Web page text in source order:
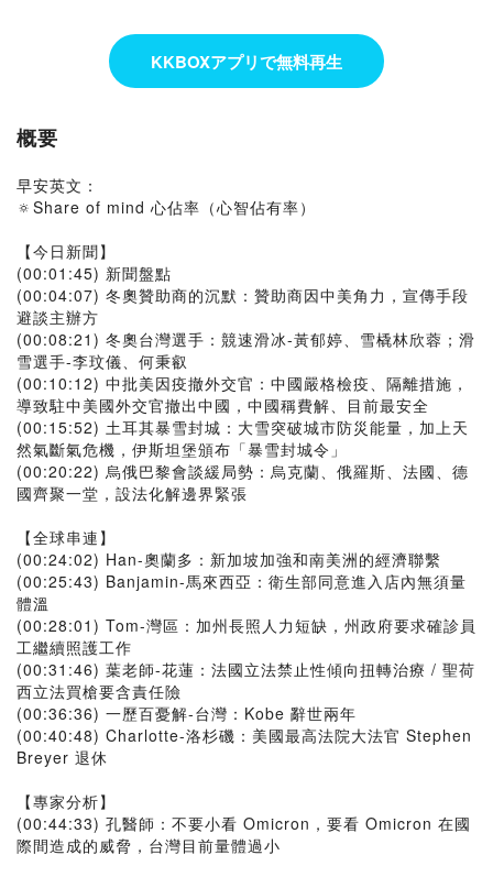
KKBOXアプリで無料再生
概要
早安英文：
🔅Share of mind 心佔率（心智佔有率）
【今日新聞】
(00:01:45) 新聞盤點
(00:04:07) 冬奧贊助商的沉默：贊助商因中美角力，宣傳手段
避談主辦方
(00:08:21) 冬奧台灣選手：競速滑冰-黃郁婷、雪橇林欣蓉；滑
雪選手-李玟儀、何秉叡
(00:10:12) 中批美因疫撤外交官：中國嚴格檢疫、隔離措施，
導致駐中美國外交官撤出中國，中國稱費解、目前最安全
(00:15:52) 土耳其暴雪封城：大雪突破城市防災能量，加上天
然氣斷氣危機，伊斯坦堡頒布「暴雪封城令」
(00:20:22) 烏俄巴黎會談緩局勢：烏克蘭、俄羅斯、法國、德
國齊聚一堂，設法化解邊界緊張
【全球串連】
(00:24:02) Han-奧蘭多：新加坡加強和南美洲的經濟聯繫
(00:25:43) Banjamin-馬來西亞：衛生部同意進入店內無須量
體溫
(00:28:01) Tom-灣區：加州長照人力短缺，州政府要求確診員
工繼續照護工作
(00:31:46) 葉老師-花蓮：法國立法禁止性傾向扭轉治療 / 聖荷
西立法買槍要含責任險
(00:36:36) 一歷百憂解-台灣：Kobe 辭世兩年
(00:40:48) Charlotte-洛杉磯：美國最高法院大法官 Stephen
Breyer 退休
【專家分析】
(00:44:33) 孔醫師：不要小看 Omicron，要看 Omicron 在國
際間造成的威脅，台灣目前量體過小